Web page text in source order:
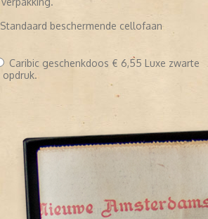
Standaard beschermende cellofaan
Caribic geschenkdoos € 6,55 Luxe zwarte